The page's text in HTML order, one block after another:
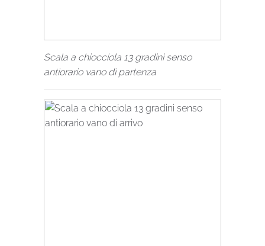
Scala a chiocciola 13 gradini senso
antiorario vano di partenza